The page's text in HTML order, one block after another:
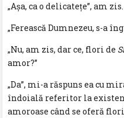
„Așa, ca o delicatețe”, am zis.
„Ferească Dumnezeu, s-a
„Nu, am zis, dar ce, flori de
amor?”
„Da”, mi-a răspuns ea cu
îndoială referitor la
amoroase când se oferă flori